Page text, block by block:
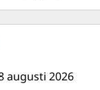
augusti 2026